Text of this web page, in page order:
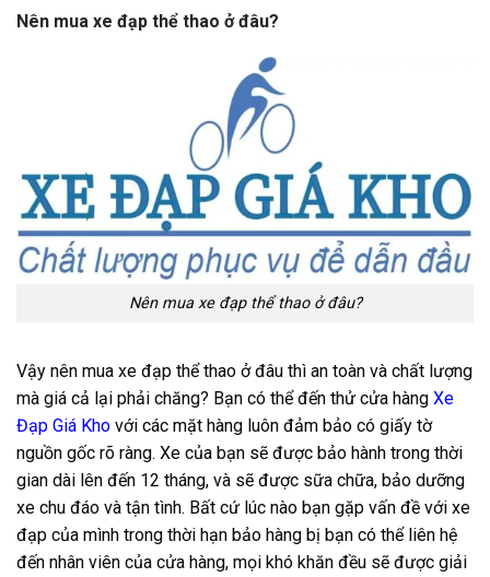
Nên mua xe đạp thể thao ở đâu?
Nên mua xe đạp thể thao ở đâu?
Vậy nên mua xe đạp thể thao ở đâu thì an toàn và chất lượng
mà giá cả lại phải chăng? Bạn có thể đến thử cửa hàng Xe
Đạp Giá Kho với các mặt hàng luôn đảm bảo có giấy tờ
nguồn gốc rõ ràng. Xe của bạn sẽ được bảo hành trong thời
gian dài lên đến 12 tháng, và sẽ được sữa chữa, bảo dưỡng
xe chu đáo và tận tình. Bất cứ lúc nào bạn gặp vấn đề với xe
đạp của mình trong thời hạn bảo hàng bị bạn có thể liên hệ
đến nhân viên của cửa hàng, mọi khó khăn đều sẽ được giải